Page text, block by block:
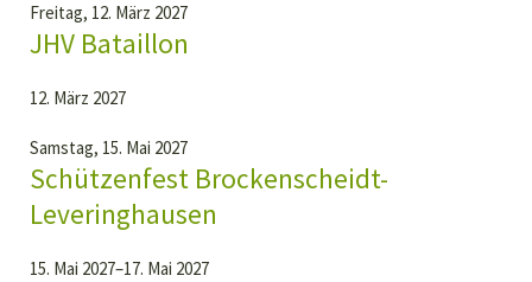
Freitag, 12. März 2027
JHV Bataillon
12. März 2027
Samstag, 15. Mai 2027
Schützenfest Brockenscheidt-
Leveringhausen
15. Mai 2027–17. Mai 2027